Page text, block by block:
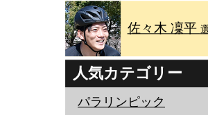
佐々木 凜平
人気カテゴリー
パラリンピック